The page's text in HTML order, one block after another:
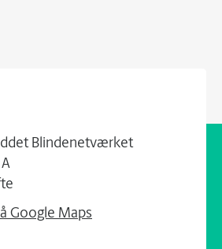
Blindenetværket
Google Maps